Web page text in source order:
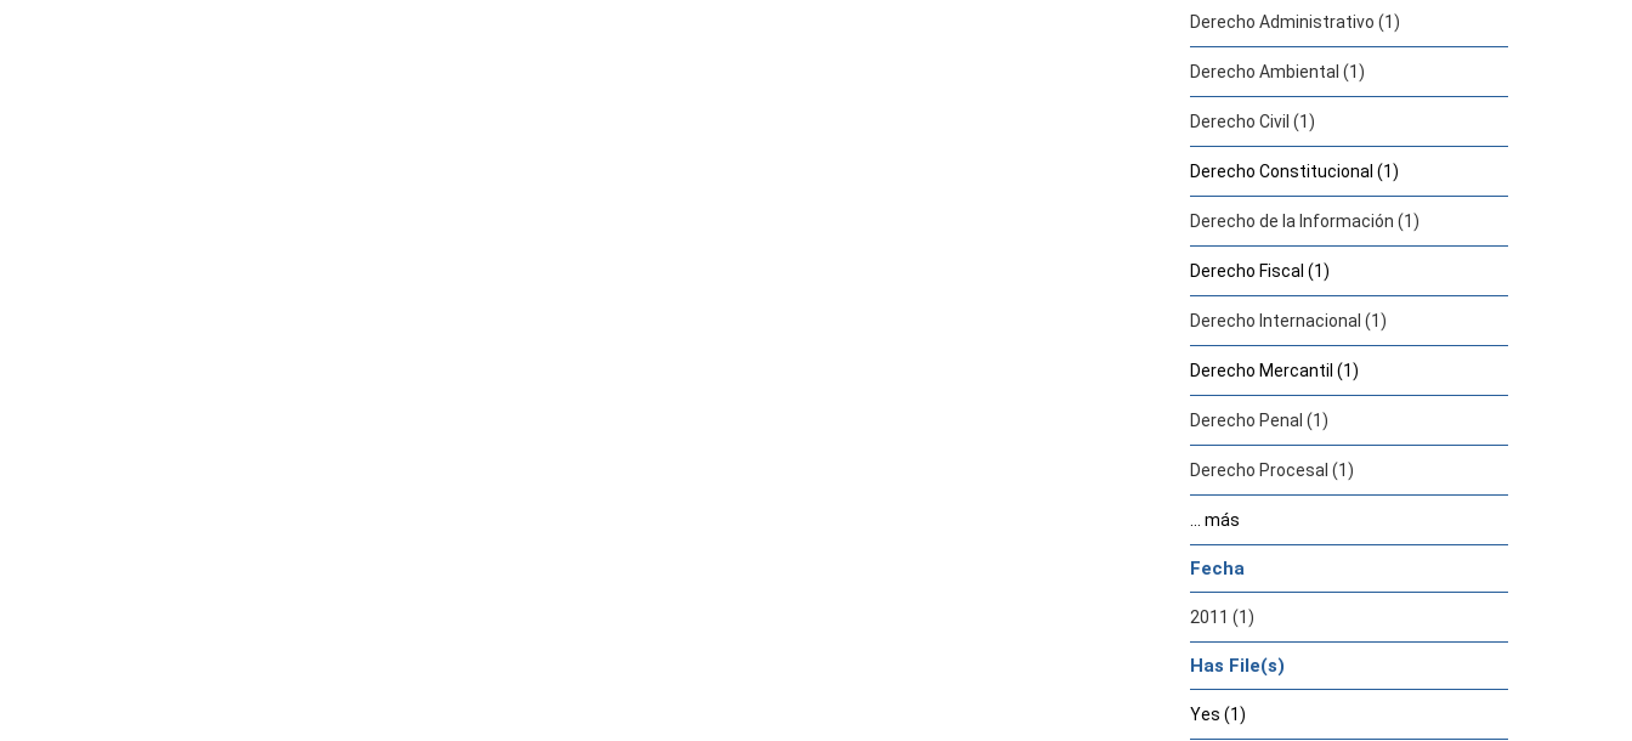
Derecho Administrativo (1)
Derecho Ambiental (1)
Derecho Civil (1)
Derecho Constitucional (1)
Derecho de la Información (1)
Derecho Fiscal (1)
Derecho Internacional (1)
Derecho Mercantil (1)
Derecho Penal (1)
Derecho Procesal (1)
... más
Fecha
2011 (1)
Has File(s)
Yes (1)